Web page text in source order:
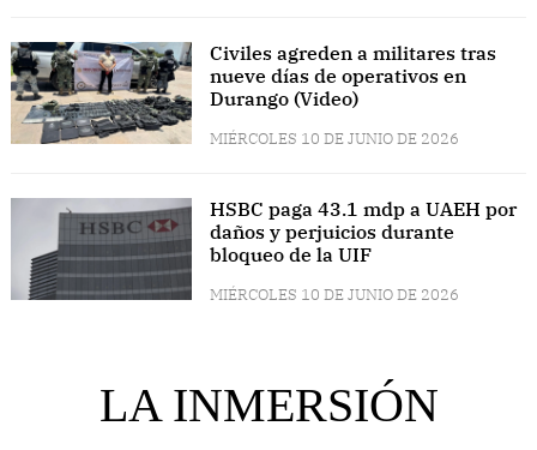
Civiles agreden a militares tras
nueve días de operativos en
Durango (Video)
MIÉRCOLES 10 DE JUNIO DE 2026
HSBC paga 43.1 mdp a UAEH por
daños y perjuicios durante
bloqueo de la UIF
MIÉRCOLES 10 DE JUNIO DE 2026
LA INMERSIÓN